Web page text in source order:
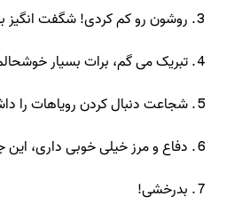
روشون رو کم کردی! شگفت انگیز
تبریک می گم، برات بسیار
شجاعت دنبال کردن رویاهات را
دفاع و مرز خیلی خوبی داری، این
بدرخشی!